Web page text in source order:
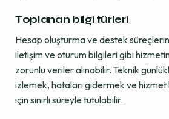
Toplanan bilgi türleri
Hesap oluşturma ve destek
iletişim ve oturum bilgileri gibi hizmetin
zorunlu veriler alınabilir. Teknik
izlemek, hataları gidermek ve
için sınırlı süreyle tutulabilir.